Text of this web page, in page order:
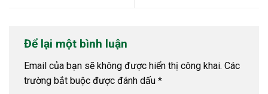
Để lại một bình luận
Email của bạn sẽ không được hiển thị công khai. Các
trường bắt buộc được đánh dấu *